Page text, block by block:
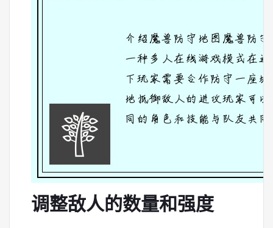
调整敌人的数量和强度